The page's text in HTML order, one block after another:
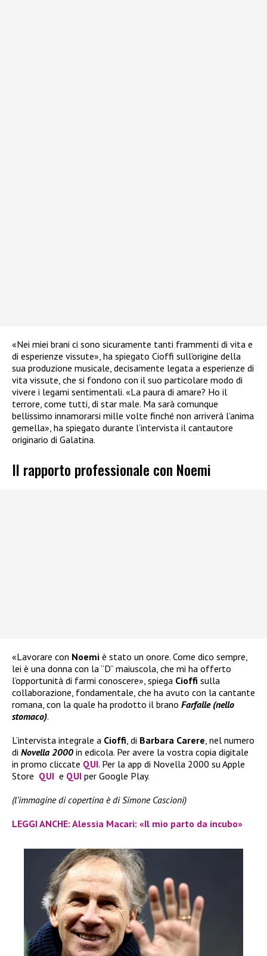
«Nei miei brani ci sono sicuramente tanti frammenti di vita e
di esperienze vissute», ha spiegato Cioffi sull’origine della
sua produzione musicale, decisamente legata a esperienze di
vita vissute, che si fondono con il suo particolare modo di
vivere i legami sentimentali. «La paura di amare? Ho il
terrore, come tutti, di star male. Ma sarà comunque
bellissimo innamorarsi mille volte finché non arriverà l’anima
gemella», ha spiegato durante l’intervista il cantautore
originario di Galatina.
Il rapporto professionale con Noemi
«Lavorare con Noemi è stato un onore. Come dico sempre,
lei è una donna con la “D” maiuscola, che mi ha offerto
l’opportunità di farmi conoscere», spiega Cioffi sulla
collaborazione, fondamentale, che ha avuto con la cantante
romana, con la quale ha prodotto il brano Farfalle (nello
stomaco).
L’intervista integrale a Cioffi, di Barbara Carere, nel numero
di Novella 2000 in edicola. Per avere la vostra copia digitale
in promo cliccate QUI. Per la app di Novella 2000 su Apple
Store QUI e QUI per Google Play.
(l’immagine di copertina è di Simone Cascioni)
LEGGI ANCHE: Alessia Macari: «Il mio parto da incubo»